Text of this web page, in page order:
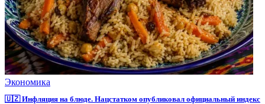
Экономика
🇺🇿 Инфляция на блюде. Нацстатком опубликовал официальный индекс